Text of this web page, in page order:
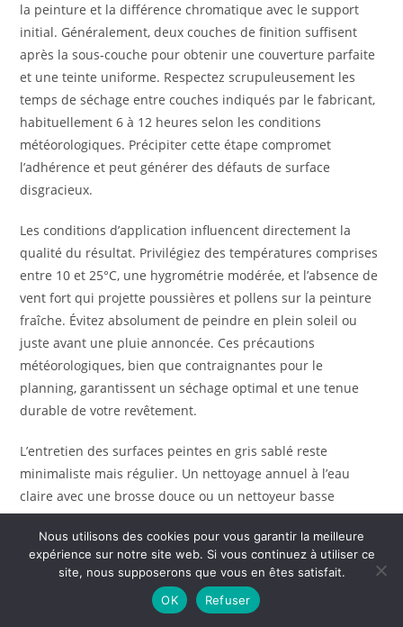
la peinture et la différence chromatique avec le support
initial. Généralement, deux couches de finition suffisent
après la sous-couche pour obtenir une couverture parfaite
et une teinte uniforme. Respectez scrupuleusement les
temps de séchage entre couches indiqués par le fabricant,
habituellement 6 à 12 heures selon les conditions
météorologiques. Précipiter cette étape compromet
l’adhérence et peut générer des défauts de surface
disgracieux.
Les conditions d’application influencent directement la
qualité du résultat. Privilégiez des températures comprises
entre 10 et 25°C, une hygrométrie modérée, et l’absence de
vent fort qui projette poussières et pollens sur la peinture
fraîche. Évitez absolument de peindre en plein soleil ou
juste avant une pluie annoncée. Ces précautions
météorologiques, bien que contraignantes pour le
planning, garantissent un séchage optimal et une tenue
durable de votre revêtement.
L’entretien des surfaces peintes en gris sablé reste
minimaliste mais régulier. Un nettoyage annuel à l’eau
claire avec une brosse douce ou un nettoyeur basse
pression élimine les salissures superficielles et préserve
l’éclat de la teinte. Les gris sablés, par leur neutralité,
masquent admirablement les petites salissures mais
méritent néanmoins un entretien pour éviter
l’accumulation de mousses ou de traces verdâtres dans les
Nous utilisons des cookies pour vous garantir la meilleure
expérience sur notre site web. Si vous continuez à utiliser ce
site, nous supposerons que vous en êtes satisfait.
OK
Refuser